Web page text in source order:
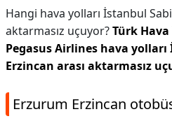
Hangi hava yolları İstanbul
aktarmasız uçuyor?Türk Hava
Pegasus Airlines hava
Erzincan arası aktarmasız
Erzurum Erzincan